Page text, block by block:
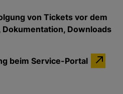
von Tickets vor dem
Downloads
beim Service-Portal